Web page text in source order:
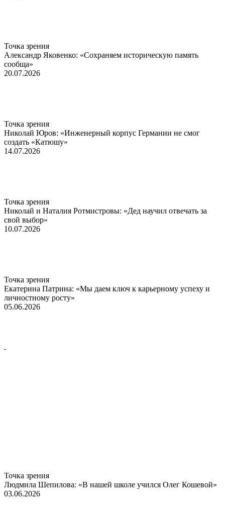
Точка зрения
Александр Яковенко: «Сохраняем историческую память
сообща»
20.07.2026
Точка зрения
Николай Юров: «Инженерный корпус Германии не смог
создать «Катюшу»
14.07.2026
Точка зрения
Николай и Наталия Ротмистровы: «Дед научил отвечать за
свой выбор»
10.07.2026
Точка зрения
Екатерина Патрина: «Мы даем ключ к карьерному успеху и
личностному росту»
05.06.2026
Точка зрения
Людмила Шепилова: «В нашей школе учился Олег Кошевой»
03.06.2026